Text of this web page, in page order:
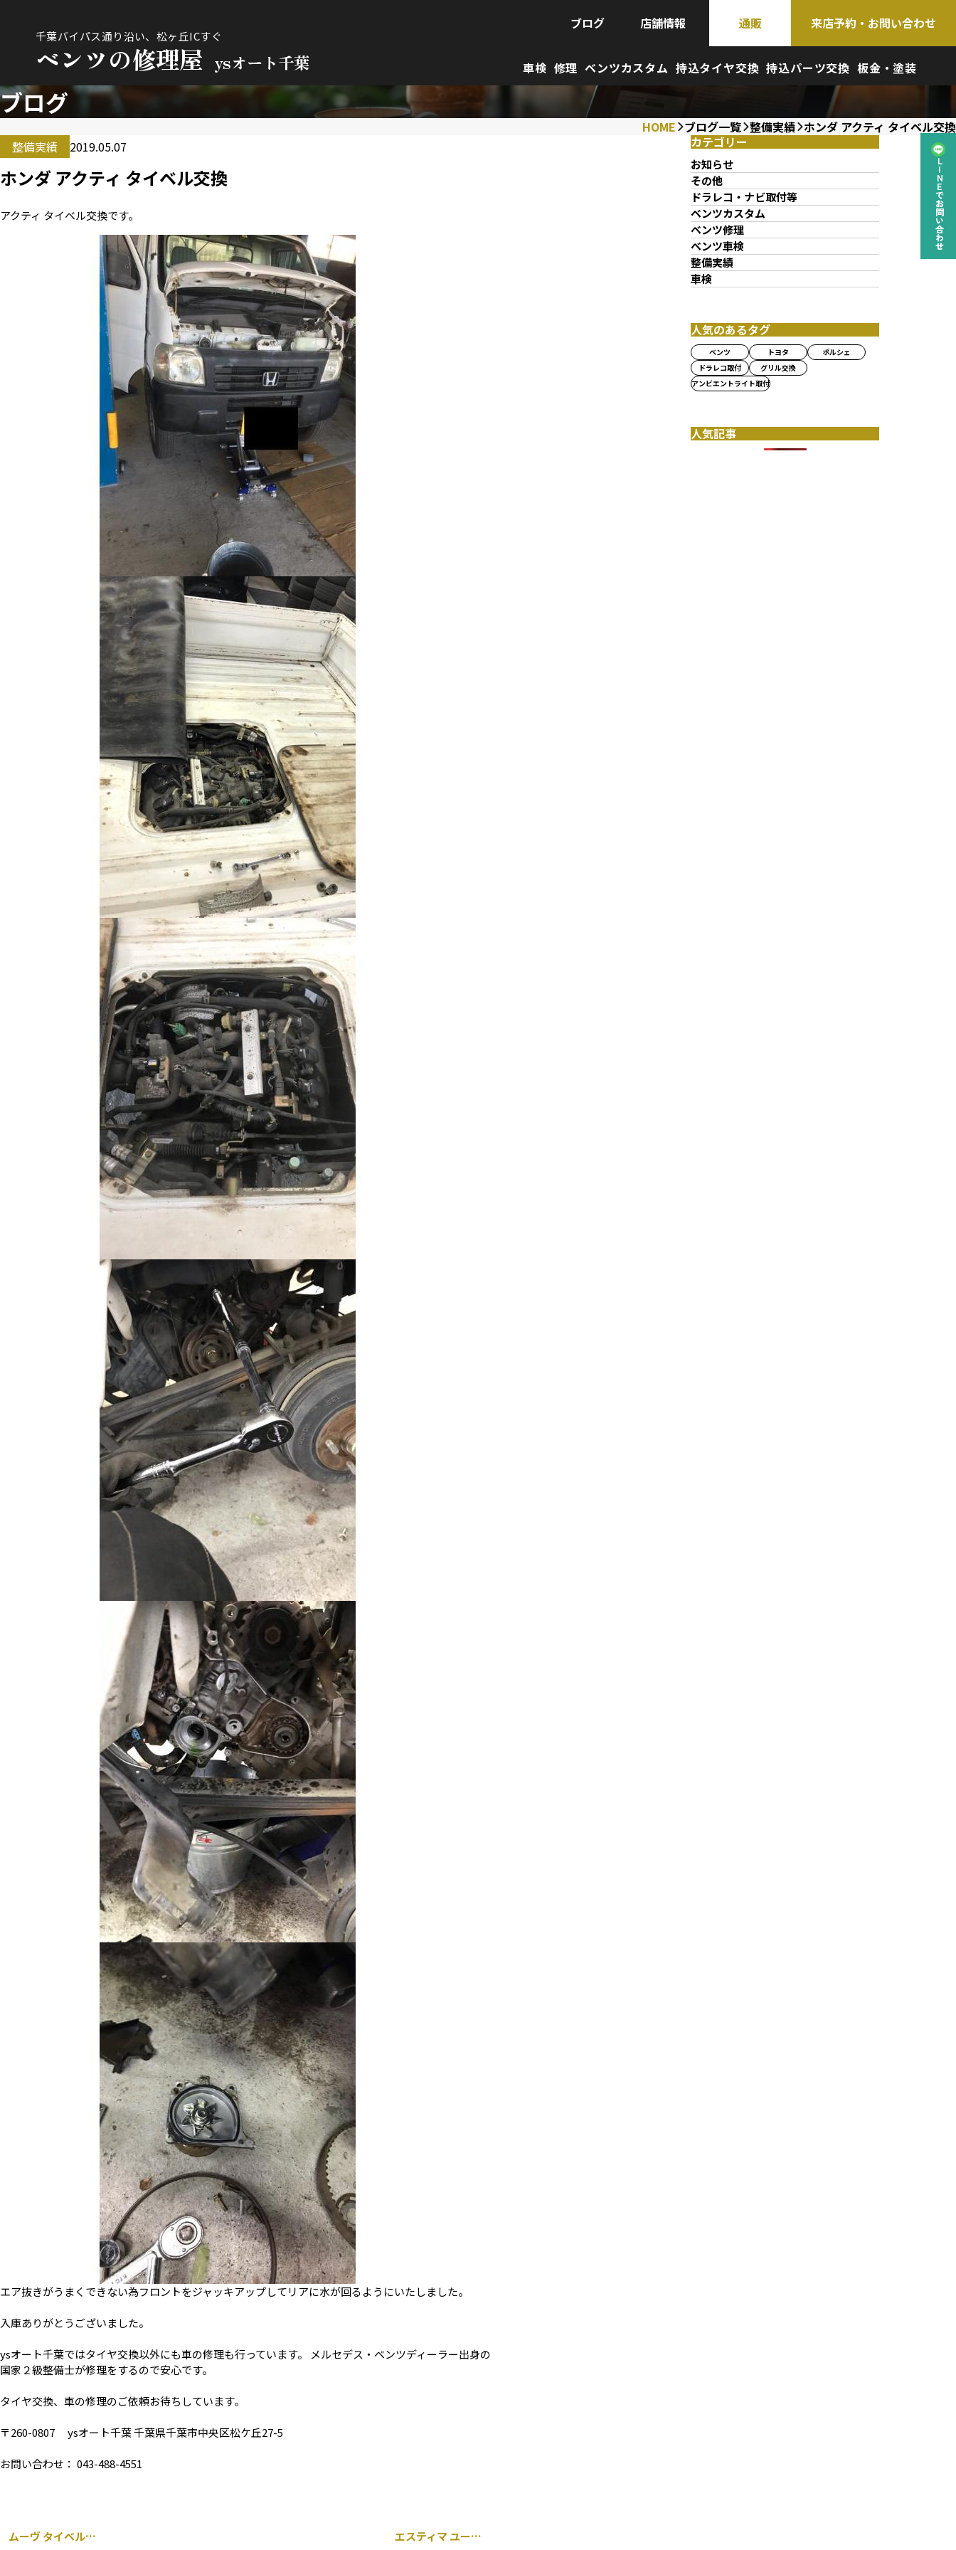
千葉バイパス通り沿い、松ヶ丘ICすぐ
ベンツの修理屋 ysオート千葉
ブログ 店舗情報 通販 来店予約・お問い合わせ
車検 修理 ベンツカスタム 持込タイヤ交換 持込パーツ交換 板金・塗装
LINEでお問い合わせ
ブログ
HOME ブログ一覧 整備実績 ホンダ アクティ タイベル交換
整備実績
2019.05.07
ホンダ アクティ タイベル交換
アクティ タイベル交換です。
エア抜きがうまくできない為フロントをジャッキアップしてリアに水が回るようにいたしました。
入庫ありがとうございました。
ysオート千葉ではタイヤ交換以外にも車の修理も行っています。 メルセデス・ベンツディーラー出身の
国家２級整備士が修理をするので安心です。
タイヤ交換、車の修理のご依頼お待ちしています。
〒260-0807 ysオート千葉 千葉県千葉市中央区松ケ丘27-5
お問い合わせ： 043-488-4551
ムーヴ タイベル交換 エスティマ ユーザー車検代行
カテゴリー
お知らせ
その他
ドラレコ・ナビ取付等
ベンツカスタム
ベンツ修理
ベンツ車検
整備実績
車検
人気のあるタグ
ベンツ トヨタ
ポルシェ
ドラレコ取付
グリル交換
アンビエントライト取付
人気記事